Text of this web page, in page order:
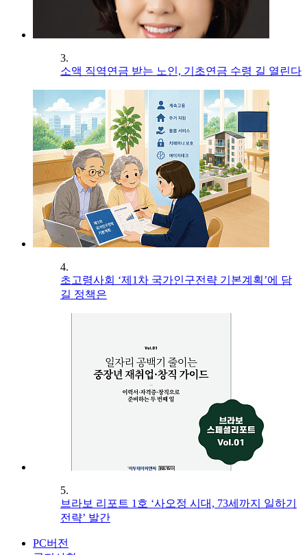
3.
소액 직역연금 받는 노인, 기초연금 수령 길 열린다
4.
초고령사회 ‘제1차 국가인구전략 기본계획’에 담
길 정책은
5.
브라보 리포트 1호 ‘사오정 시대, 73세까지 일하기
전략’ 발간
PC버전